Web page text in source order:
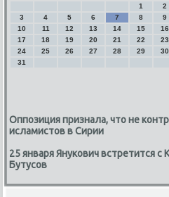
1
2
3
4 5 6 7 8
9
10
11 12 13 14 15
16
17
18 19 20 21 22
23
24
25 26 27 28 29
30
31
Оппозиция признала, что не
исламистов в Сирии
25 января Янукович встретится
Бутусов